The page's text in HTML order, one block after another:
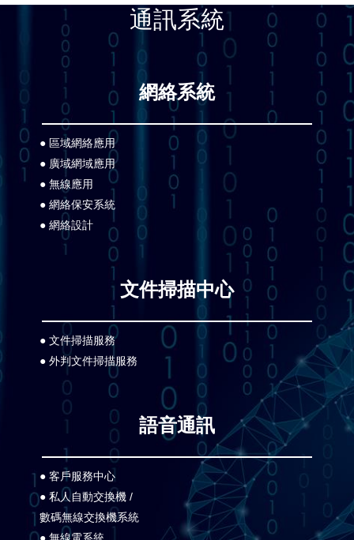
通訊系統
網絡系統
● 區域網絡應用
● 廣域網域應用
● 無線應用
● 網絡保安系統
● 網絡設計
文件掃描中心
● 文件掃描服務
● 外判文件掃描服務
語音通訊
● 客戶服務中心
● 私人自動交換機 /
數碼無線交換機系統